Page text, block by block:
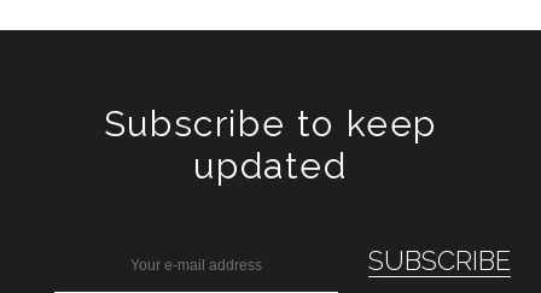
Subscribe to keep
updated